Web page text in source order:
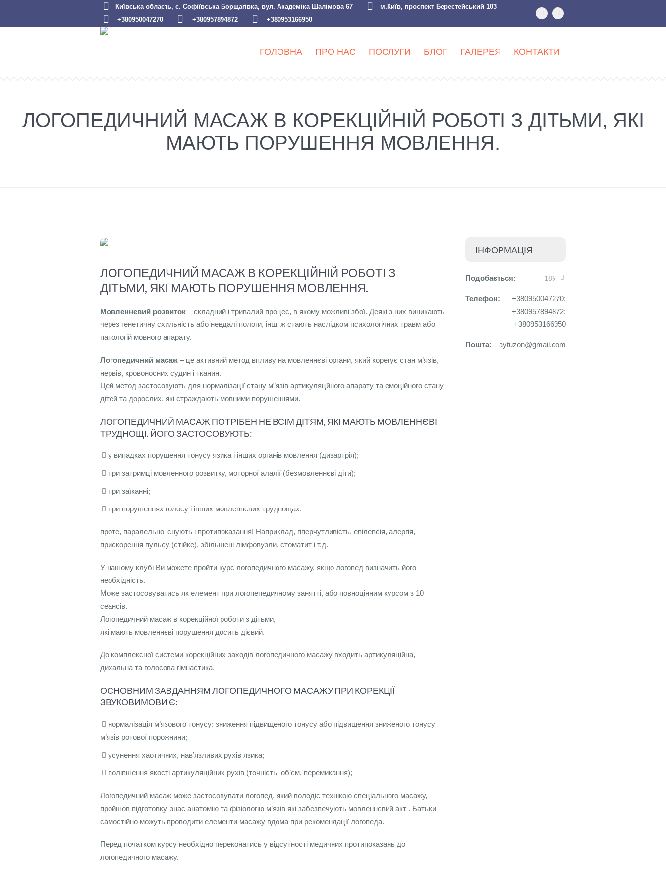
Київська область, с. Софіївська Борщагівка, вул. Академіка Шалімова 67
м.Київ, проспект Берестейський 103
+380950047270
+380957894872 +380953166950
ГОЛОВНА ПРО НАС ПОСЛУГИ БЛОГ ГАЛЕРЕЯ КОНТАКТИ
ЛОГОПЕДИЧНИЙ МАСАЖ В КОРЕКЦІЙНІЙ РОБОТІ З ДІТЬМИ, ЯКІ
МАЮТЬ ПОРУШЕННЯ МОВЛЕННЯ.
ЛОГОПЕДИЧНИЙ МАСАЖ В КОРЕКЦІЙНІЙ РОБОТІ З
ДІТЬМИ, ЯКІ МАЮТЬ ПОРУШЕННЯ МОВЛЕННЯ.
Мовленнєвий розвиток– складний і тривалий процес, в якому можливі збої. Деякі з них виникають
через генетичну схильність або невдалі пологи, інші ж стають наслідком психологічних травм або
патологій мовного апарату.
Логопедичний масаж– це активний метод впливу на мовленнєві органи, який корегує стан м’язів,
нервів, кровоносних судин і тканин.
Цей метод застосовують для нормалізації стану м”язів артикуляцйного апарату та емоційного стану
дітей та дорослих, які страждають мовними порушеннями.
ЛОГОПЕДИЧНИЙ МАСАЖ ПОТРІБЕН НЕ ВСІМ ДІТЯМ, ЯКІ МАЮТЬ МОВЛЕННЄВІ
ТРУДНОЩІ. ЙОГО ЗАСТОСОВУЮТЬ:
у випадках порушення тонусу язика і інших органів мовлення (дизартрія);
при затримці мовленного розвитку, моторної алалії (безмовленнєві діти);
при заїканні;
при порушеннях голосу і інших мовленнєвих труднощах.
проте, паралельно існують і протипоказання! Наприклад, гіперчутливість, епілепсія, алергія,
прискорення пульсу (стійке), збільшені лімфовузли, стоматит і т.д.
У нашому клубі Ви можете пройти курс логопедичного масажу, якщо логопед визначить його
необхідність.
Може застосовуватись як елемент при логопепедичному занятті, або повноцінним курсом з 10
сеансів.
Логопедичний масаж в корекційної роботи з дітьми,
які мають мовленнєві порушення досить дієвий.
До комплексної системи корекційних заходів логопедичного масажу входить артикуляційна,
дихальна та голосова гімнастика.
ОСНОВНИМ ЗАВДАННЯМ ЛОГОПЕДИЧНОГО МАСАЖУ ПРИ КОРЕКЦІЇ
ЗВУКОВИМОВИ Є:
нормалізація м’язового тонусу: зниження підвищеного тонусу або підвищення зниженого тонусу
м’язів ротової порожнини;
усунення хаотичних, нав’язливих рухів язика;
поліпшення якості артикуляційних рухів (точність, об’єм, перемикання);
Логопедичний масаж може застосовувати логопед, який володіє технікою спеціального масажу,
пройшов підготовку, знає анатомію та фізіологію м’язів які забезпечують мовленнєвий акт . Батьки
самостійно можуть проводити елементи масажу вдома при рекомендації логопеда.
Перед початком курсу необхідно переконатись у відсутності медичних протипоказань до
логопедичного масажу.
ІНФОРМАЦІЯ
Подобається: 189
Телефон:
+380950047270;
+380957894872;
+380953166950
Пошта: aytuzon@gmail.com